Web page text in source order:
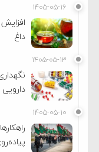
۱۴۰۵-۰۵-۱۶
داغ
۱۴۰۵-۰۵-۱۳
دارویی
۱۴۰۵-۰۵-۱۰